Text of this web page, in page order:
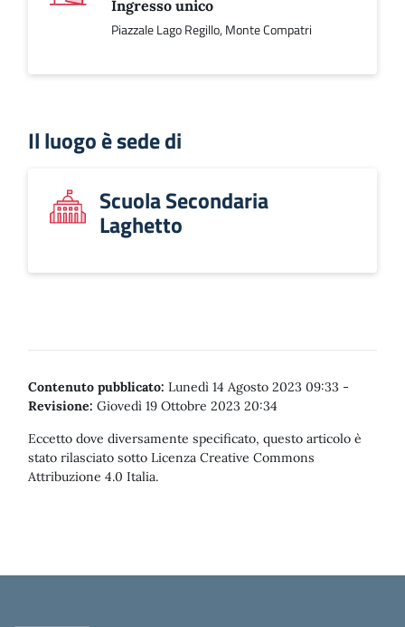
Ingresso unico
Piazzale Lago Regillo, Monte Compatri
Il luogo è sede di
Scuola Secondaria
Laghetto
Contenuto pubblicato: Lunedì 14 Agosto 2023 09:33 -
Revisione: Giovedì 19 Ottobre 2023 20:34
Eccetto dove diversamente specificato, questo articolo è
stato rilasciato sotto Licenza Creative Commons
Attribuzione 4.0 Italia.